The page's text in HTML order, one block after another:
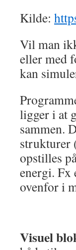
Kilde:
Vil man
eller med
kan
ligger i at
sammen.
strukturer
opstilles
energi. Fx
ovenfor i
Visuel